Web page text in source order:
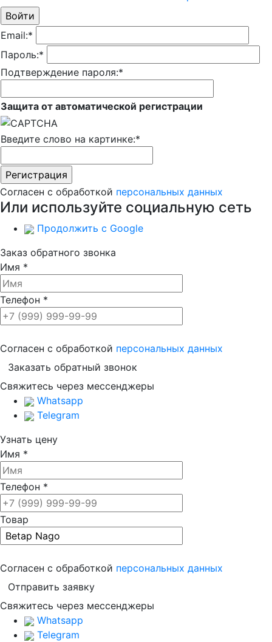
Email:*
Пароль:*
Подтверждение пароля:*
Защита от автоматической регистрации
Введите слово на картинке:*
Согласен с обработкой персональных данных
Или используйте социальную сеть
Продолжить с Google
Заказ обратного звонка
Имя *
Телефон *
Согласен с обработкой персональных данных
Свяжитесь через мессенджеры
Whatsapp
Telegram
Узнать цену
Имя *
Телефон *
Товар
Согласен с обработкой персональных данных
Свяжитесь через мессенджеры
Whatsapp
Telegram